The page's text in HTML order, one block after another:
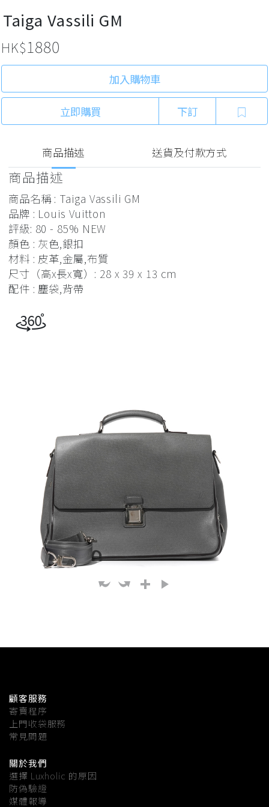
Taiga Vassili GM
HK$1880
加入購物車
立即購買 下訂
商品描述 送貨及付款方式
商品描述
商品名稱 : Taiga Vassili GM
品牌 : Louis Vuitton
評級: 80 - 85% NEW
顏色 : 灰色,銀扣
材料 : 皮革,金屬,布質
尺寸（高x長x寬）: 28 x 39 x 13 cm
配件 : 塵袋,背帶
顧客服務
寄賣程序
上門收袋服務
常見問題
關於我們
選擇 Luxholic 的原因
防偽驗證
媒體報導